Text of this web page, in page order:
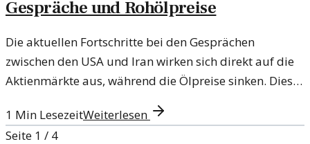
Gespräche und Rohölpreise
Die aktuellen Fortschritte bei den Gesprächen
zwischen den USA und Iran wirken sich direkt auf die
Aktienmärkte aus, während die Ölpreise sinken. Diese
Energiemärkte.
1 Min LesezeitWeiterlesen
Seite 1 / 4